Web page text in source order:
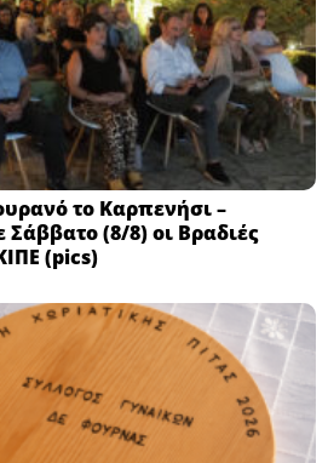
το Καρπενήσι –
Σάββατο (8/8) οι Βραδιές
(pics)